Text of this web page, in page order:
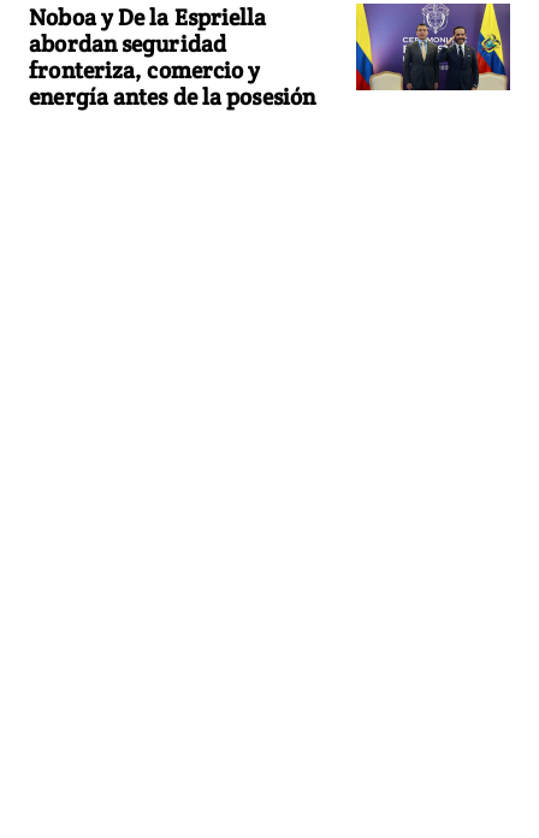
Noboa y De la Espriella
abordan seguridad
fronteriza, comercio y
energía antes de la posesión